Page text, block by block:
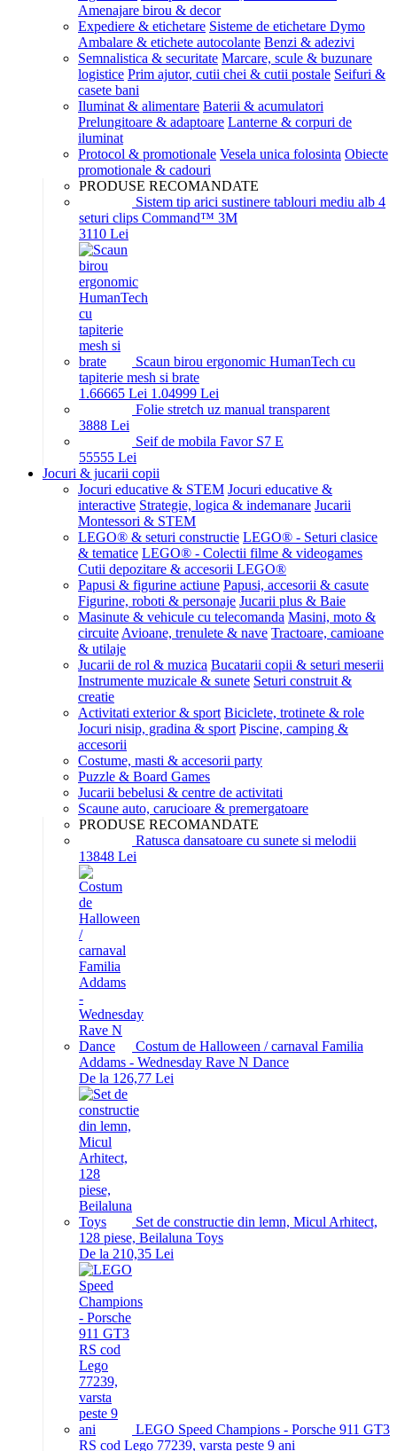
Amenajare birou & decor
Expediere & etichetare Sisteme de etichetare Dymo
Ambalare & etichete autocolante Benzi & adezivi
Semnalistica & securitate Marcare, scule & buzunare
logistice Prim ajutor, cutii chei & cutii postale Seifuri &
casete bani
Iluminat & alimentare Baterii & acumulatori
Prelungitoare & adaptoare Lanterne & corpuri de
iluminat
Protocol & promotionale Vesela unica folosinta Obiecte
promotionale & cadouri
PRODUSE RECOMANDATE
Sistem tip arici sustinere tablouri mediu alb 4
seturi clips Command™ 3M
3110 Lei
Scaun birou ergonomic HumanTech cu
tapiterie mesh si brate
1.66665 Lei 1.04999 Lei
Folie stretch uz manual transparent
3888 Lei
Seif de mobila Favor S7 E
55555 Lei
Jocuri & jucarii copii
Jocuri educative & STEM Jocuri educative &
interactive Strategie, logica & indemanare Jucarii
Montessori & STEM
LEGO® & seturi constructie LEGO® - Seturi clasice
& tematice LEGO® - Colectii filme & videogames
Cutii depozitare & accesorii LEGO®
Papusi & figurine actiune Papusi, accesorii & casute
Figurine, roboti & personaje Jucarii plus & Baie
Masinute & vehicule cu telecomanda Masini, moto &
circuite Avioane, trenulete & nave Tractoare, camioane
& utilaje
Jucarii de rol & muzica Bucatarii copii & seturi meserii
Instrumente muzicale & sunete Seturi construit &
creatie
Activitati exterior & sport Biciclete, trotinete & role
Jocuri nisip, gradina & sport Piscine, camping &
accesorii
Costume, masti & accesorii party
Puzzle & Board Games
Jucarii bebelusi & centre de activitati
Scaune auto, carucioare & premergatoare
PRODUSE RECOMANDATE
Ratusca dansatoare cu sunete si melodii
13848 Lei
Costum de Halloween / carnaval Familia
Addams - Wednesday Rave N Dance
De la 126,77 Lei
Set de constructie din lemn, Micul Arhitect,
128 piese, Beilaluna Toys
De la 210,35 Lei
LEGO Speed Champions - Porsche 911 GT3
RS cod Lego 77239, varsta peste 9 ani